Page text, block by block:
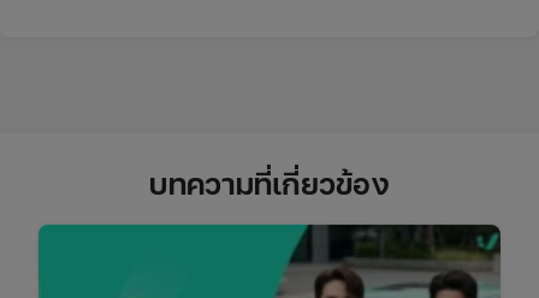
บทความที่เกี่ยวข้อง